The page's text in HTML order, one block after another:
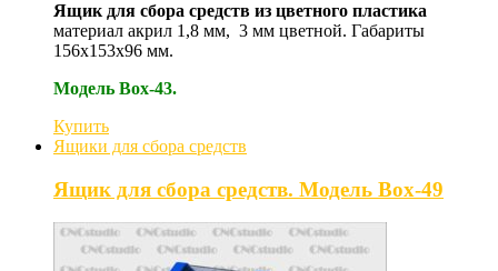
Ящик для сбора средств из цветного пластика
материал акрил 1,8 мм, 3 мм цветной. Габариты
156х153х96 мм.
Модель Box-43.
Купить
Ящики для сбора средств
Ящик для сбора средств. Модель Box-49